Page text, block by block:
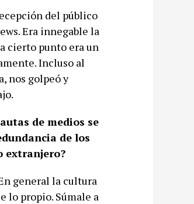
del público
Era innegable la
cierto punto era un
Incluso al
nos golpeó y
de medios se
de los
extranjero?
general la cultura
lo propio. Súmale a